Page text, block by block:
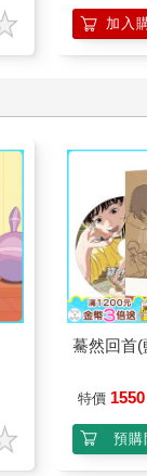
加入
驀然回首(
特價 1550
預購